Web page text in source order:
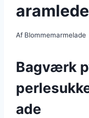
aramlede
Af Blommemarmelade
Bagværk
ade